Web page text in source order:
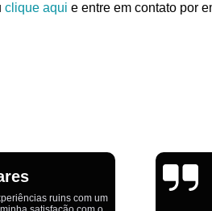
clique aqui e entre em contato por